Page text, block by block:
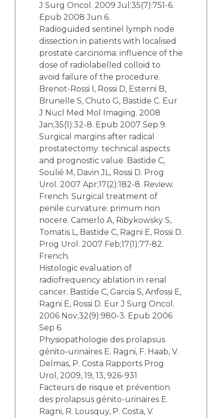
J Surg Oncol. 2009 Jul;35(7):751-6.
Epub 2008 Jun 6.
Radioguided sentinel lymph node
dissection in patients with localised
prostate carcinoma: influence of the
dose of radiolabelled colloid to
avoid failure of the procedure.
Brenot-Rossi I, Rossi D, Esterni B,
Brunelle S, Chuto G, Bastide C. Eur
J Nucl Med Mol Imaging. 2008
Jan;35(1):32-8. Epub 2007 Sep 9.
Surgical margins after radical
prostatectomy: technical aspects
and prognostic value. Bastide C,
Soulié M, Davin JL, Rossi D. Prog
Urol. 2007 Apr;17(2):182-8. Review.
French. Surgical treatment of
penile curvature: primum non
nocere. Camerlo A, Ribykowsky S,
Tomatis L, Bastide C, Ragni E, Rossi D.
Prog Urol. 2007 Feb;17(1):77-82.
French.
Histologic evaluation of
radiofrequency ablation in renal
cancer. Bastide C, Garcia S, Anfossi E,
Ragni E, Rossi D. Eur J Surg Oncol.
2006 Nov;32(9):980-3. Epub 2006
Sep 6.
Physiopathologie des prolapsus
génito-urinaires E. Ragni, F. Haab, V.
Delmas, P. Costa Rapports Prog
Urol, 2009, 19, 13, 926-931
Facteurs de risque et prévention
des prolapsus génito-urinaires E.
Ragni, R. Lousquy, P. Costa, V.